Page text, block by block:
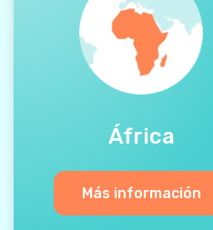
África
Más información